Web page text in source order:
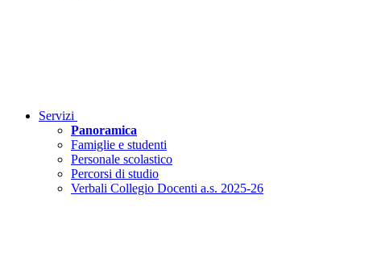
Servizi
Panoramica
Famiglie e studenti
Personale scolastico
Percorsi di studio
Verbali Collegio Docenti a.s. 2025-26